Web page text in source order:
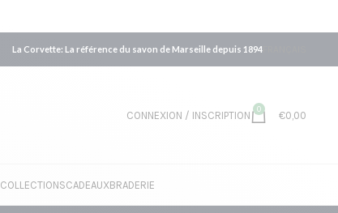
La Corvette: La référence du savon de Marseille depuis 1894
CONNEXION / INSCRIPTION 0 €0,00
COLLECTIONSCADEAUXBRADERIE